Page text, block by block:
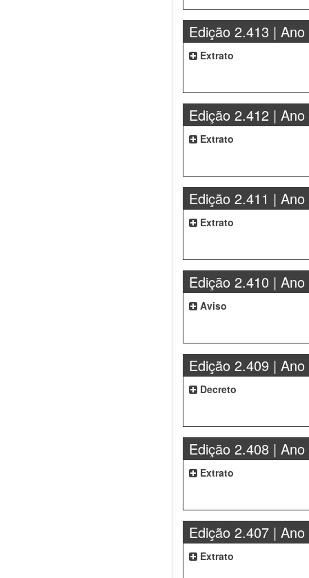
Edição 2.413 |
Extrato
Edição 2.412 |
Extrato
Edição 2.411 |
Extrato
Edição 2.410 |
Aviso
Edição 2.409 |
Decreto
Edição 2.408 |
Extrato
Edição 2.407 |
Extrato